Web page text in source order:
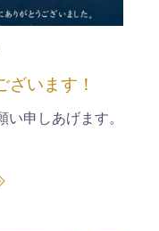
います！
申しあげます。